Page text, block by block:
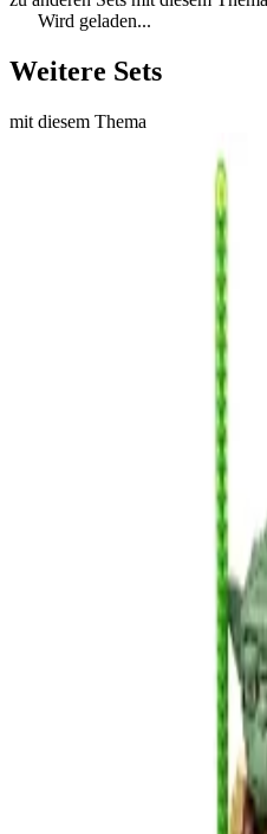
Wird geladen...
Weitere Sets
mit diesem Thema